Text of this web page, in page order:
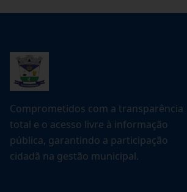
Comprometidos com a transparência
total e o acesso livre à informação
pública, garantindo a participação
cidadã na gestão municipal.